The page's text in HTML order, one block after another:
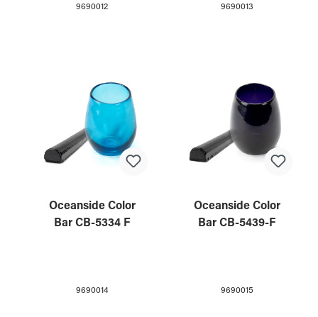
9690012 9690013
Oceanside Color
Bar CB-5334 F
9690014
Oceanside Color
Bar CB-5439-F
9690015